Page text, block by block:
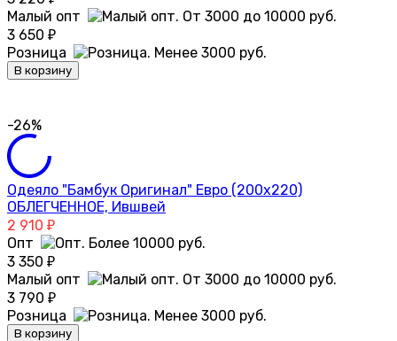
Малый опт
3 650 ₽
Розница
В корзину
-26%
Одеяло "Бамбук Оригинал" Евро (200х220)
ОБЛЕГЧЕННОЕ, Ившвей
2 910 ₽
Опт
3 350 ₽
Малый опт
3 790 ₽
Розница
В корзину